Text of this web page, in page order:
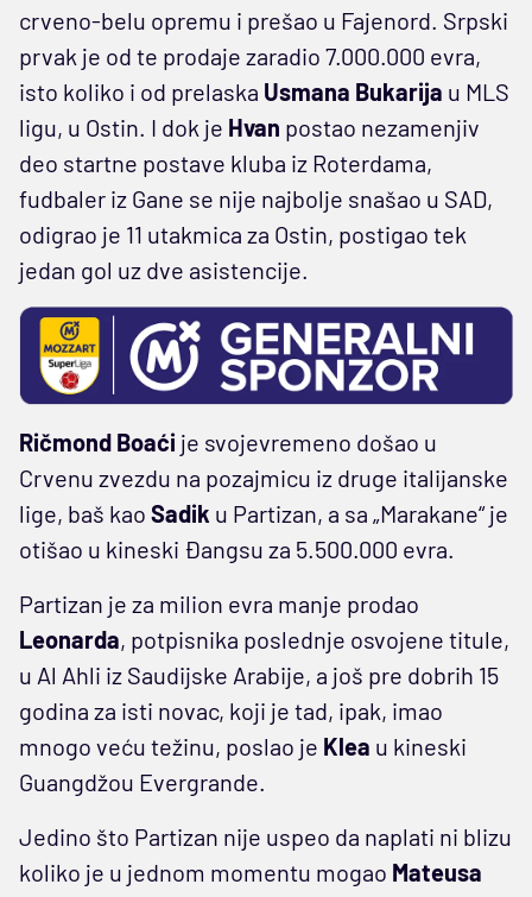
crveno-belu opremu i prešao u Fajenord. Srpski
prvak je od te prodaje zaradio 7.000.000 evra,
isto koliko i od prelaska Usmana Bukarija u MLS
ligu, u Ostin. I dok je Hvan postao nezamenjiv
deo startne postave kluba iz Roterdama,
fudbaler iz Gane se nije najbolje snašao u SAD,
odigrao je 11 utakmica za Ostin, postigao tek
jedan gol uz dve asistencije.
Ričmond Boaći je svojevremeno došao u
Crvenu zvezdu na pozajmicu iz druge italijanske
lige, baš kao Sadik u Partizan, a sa „Marakane“ je
otišao u kineski Đangsu za 5.500.000 evra.
Partizan je za milion evra manje prodao
Leonarda, potpisnika poslednje osvojene titule,
u Al Ahli iz Saudijske Arabije, a još pre dobrih 15
godina za isti novac, koji je tad, ipak, imao
mnogo veću težinu, poslao je Klea u kineski
Guangdžou Evergrande.
Jedino što Partizan nije uspeo da naplati ni blizu
koliko je u jednom momentu mogao Mateusa